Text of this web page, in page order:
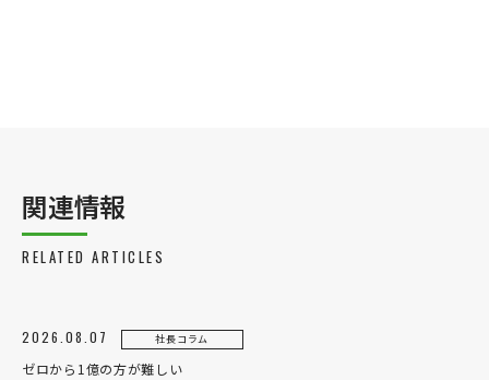
関連情報
RELATED ARTICLES
2026.08.07 社長コラム
ゼロから1億の方が難しい